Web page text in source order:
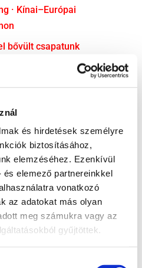
és hirdetések személyre
biztosításához,
elemzéséhez. Ezenkívül
elemező partnereinkkel
vonatkozó
az adatokat más olyan
meg számukra vagy az
gyűjtöttek.
· Kínai–Európai
bővült csapatunk
esküjéhez